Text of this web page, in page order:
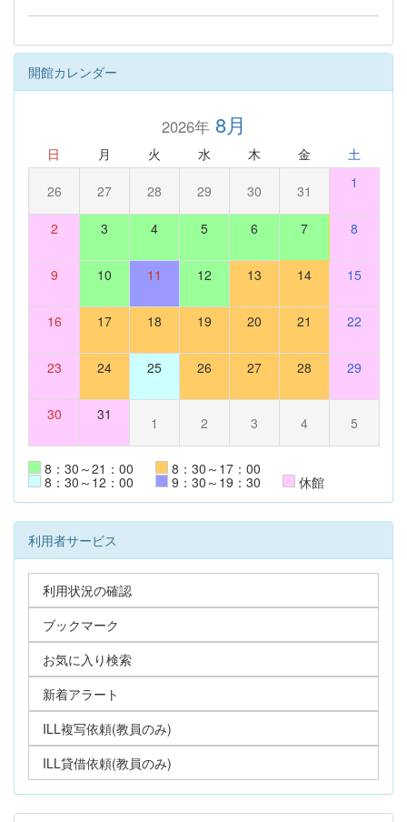
開館カレンダー
2026年8月
日 月 火 水 木 金 土
26 27 28 29 30 31 1
2 3 4 5 6 7 8
9 10 11 12 13 14 15
16 17 18 19 20 21 22
23 24 25 26 27 28 29
30 31 1 2 3 4 5
8：30～21：00 8：30～17：00
8：30～12：00 9：30～19：30 休館
利用者サービス
利用状況の確認
ブックマーク
お気に入り検索
新着アラート
ILL複写依頼(教員のみ)
ILL貸借依頼(教員のみ)